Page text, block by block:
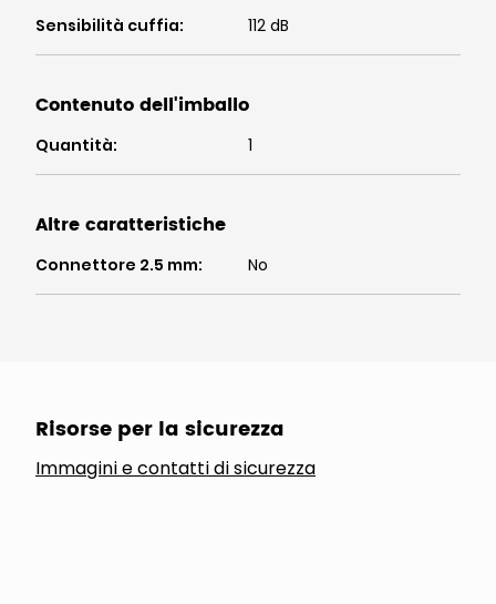
Sensibilità cuffia: 112 dB
Contenuto dell'imballo
Quantità: 1
Altre caratteristiche
Connettore 2.5 mm: No
Risorse per la sicurezza
Immagini e contatti di sicurezza